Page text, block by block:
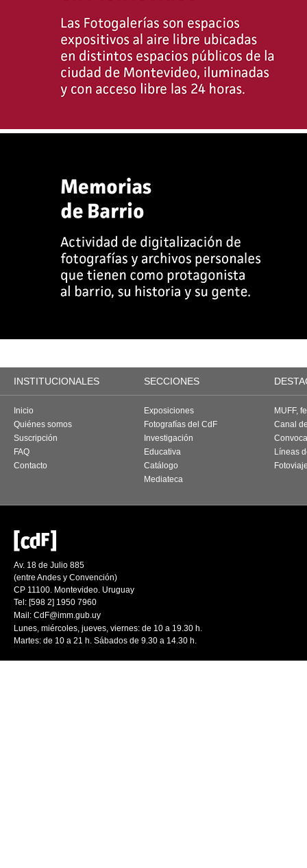
INSTITUCIONALES SECCIONES
Inicio
Quiénes somos
Suscripción
FAQ
Contacto
Exposiciones
Fotografías del CdF
Investigación
Educativa
Catálogo
Mediateca
MUFF,
Canal
Líneas
Av. 18 de Julio 885
(entre Andes y Convención)
CP 11100. Montevideo. Uruguay
Tel: [598 2] 1950 7960
Mail: CdF@imm.gub.uy
Lunes, miércoles, jueves, viernes: de 10 a 19.30 h.
Martes: de 10 a 21 h. Sábados de 9.30 a 14.30 h.